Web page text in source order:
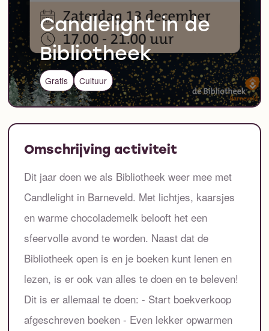
Candlelight in de
Bibliotheek
Gratis Cultuur
Omschrijving activiteit
Dit jaar doen we als Bibliotheek weer mee met
Candlelight in Barneveld. Met lichtjes, kaarsjes
en warme chocolademelk belooft het een
sfeervolle avond te worden. Naast dat de
Bibliotheek open is en je boeken kunt lenen en
lezen, is er ook van alles te doen en te beleven!
Dit is er allemaal te doen: - Start boekverkoop
afgeschreven boeken - Even lekker opwarmen